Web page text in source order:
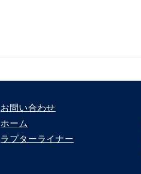
お問い合わせ
ホーム
ラプターライナー